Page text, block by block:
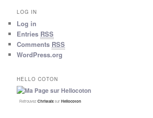
LOG IN
Log in
Entries RSS
Comments RSS
WordPress.org
HELLO COTON
RetrouvezChristalxsurHellocoton